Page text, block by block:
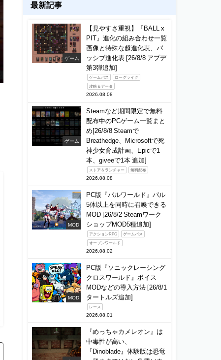
最新記事
ゲーム
【見やすさ重視】『BALL x
PIT』進化の組み合わせ一覧
画像と特殊な超進化表、パ
ッシブ進化表 [26/8/8 アプデ
第3弾追加]
ゲームパス ローグライク
攻略＆データ
2026.08.08
ゲーム
Steamなど期間限定で無料
配布中のPCゲーム一覧まと
め[26/8/8 Steamで
Breathedge、Microsoftで死
神少女育成計画、Epicで1
本、giveeで1本 追加]
ストア＆ランチャー 無料配布
2026.08.08
MOD
PC版『パルワールド』パル
5体以上を同時に召喚できる
MOD [26/8/2 Steamワーク
ショップMOD5種追加]
アクションRPG ゲームパス
オープンワールド
2026.08.02
MOD
PC版『ソニックレーシング
クロスワールド』ボイス
MODなどの導入方法 [26/8/1
タートルズ追加]
レース
2026.08.01
『めっちゃカメレオン』は
中毒性が高い、
『Dinoblade』体験版は恐竜